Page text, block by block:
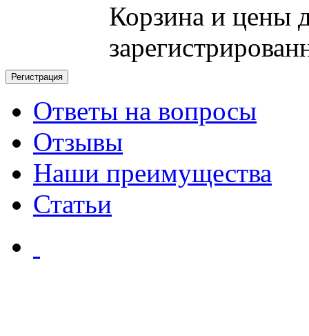
Корзина и цены
Ответы на вопросы
Отзывы
Наши преимущества
Статьи